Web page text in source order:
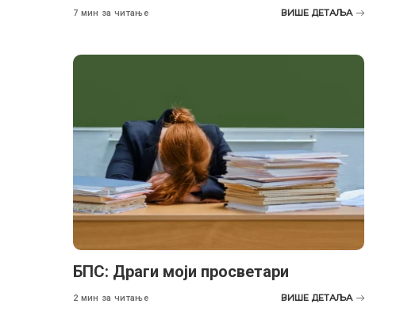
7 мин за читање ВИШЕ ДЕТАЉА
БПС: Драги моји просветари
2 мин за читање ВИШЕ ДЕТАЉА